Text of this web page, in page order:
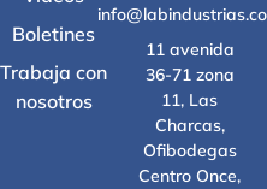
Boletines
Trabaja con
nosotros
11 avenida
36-71 zona
11, Las
Charcas,
Ofibodegas
Centro Once,